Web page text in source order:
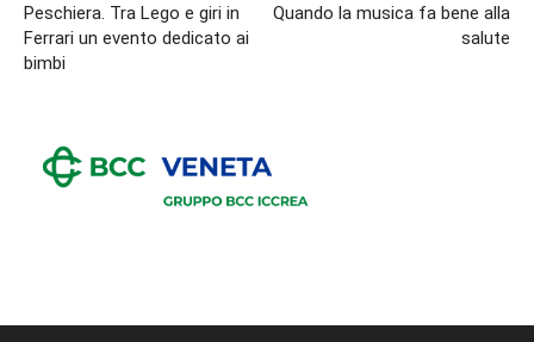
Peschiera. Tra Lego e giri in
Ferrari un evento dedicato ai
bimbi
Quando la musica fa bene alla
salute